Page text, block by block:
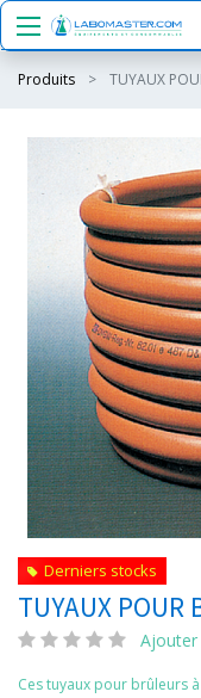
Produits TUYAUX
Derniers stocks
TUYAUX POUR
Ces tuyaux pour brûleurs